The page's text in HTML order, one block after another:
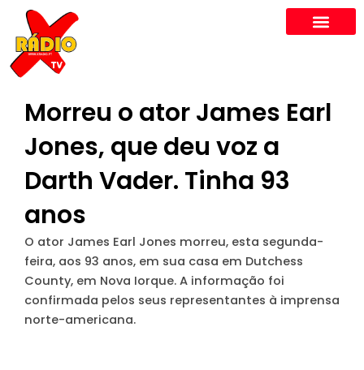
content
Morreu o ator James Earl
Jones, que deu voz a
Darth Vader. Tinha 93
anos
O ator James Earl Jones morreu, esta segunda-
feira, aos 93 anos, em sua casa em Dutchess
County, em Nova Iorque. A informação foi
confirmada pelos seus representantes à imprensa
norte-americana.